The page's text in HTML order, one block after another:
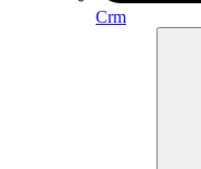
Crm